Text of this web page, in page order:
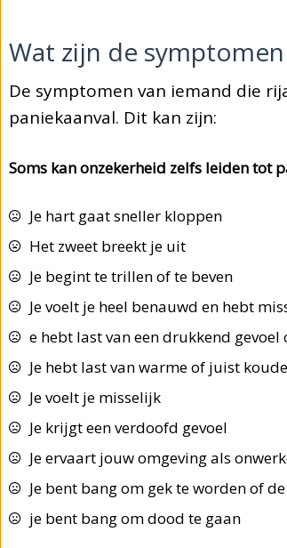
Wat zijn de
De symptomen van iemand die
paniekaanval. Dit kan zijn:
Soms kan onzekerheid zelfs leiden tot
Je hart gaat sneller kloppen
Het zweet breekt je uit
Je begint te trillen of te beven
Je voelt je heel benauwd en hebt
e hebt last van een drukkend
Je hebt last van warme of juist
Je voelt je misselijk
Je krijgt een verdoofd gevoel
Je ervaart jouw omgeving als
Je bent bang om gek te worden of
je bent bang om dood te gaan